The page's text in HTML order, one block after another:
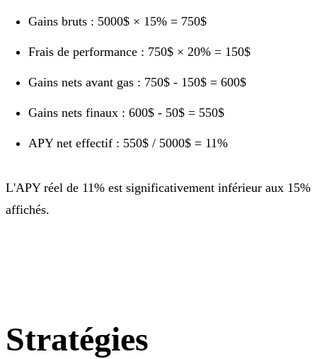
Gains bruts : 5000$ × 15% = 750$
Frais de performance : 750$ × 20% = 150$
Gains nets avant gas : 750$ - 150$ = 600$
Gains nets finaux : 600$ - 50$ = 550$
APY net effectif : 550$ / 5000$ = 11%
L'APY réel de 11% est significativement inférieur aux 15%
affichés.
Stratégies